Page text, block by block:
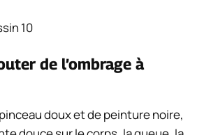
de l’ombrage à
pinceau doux et de peinture noire,